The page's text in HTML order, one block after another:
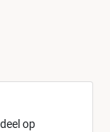
op